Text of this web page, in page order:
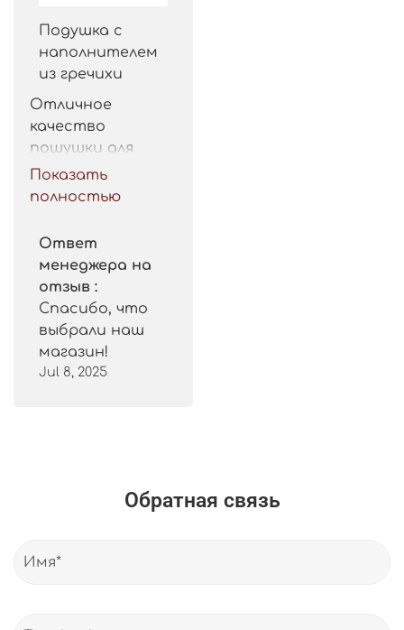
Подушка с
наполнителем
из гречихи
Отличное
качество
пошушки для
такой цены.
Рекомендую.
Показать
полностью
Ответ
менеджера на
отзыв :
Спасибо, что
выбрали наш
магазин!
Jul 8, 2025
Обратная связь